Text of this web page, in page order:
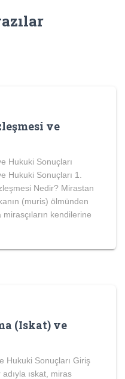
ve
Hukuki Sonuçları
Hukuki Sonuçları 1.
Nedir? Mirastan
(muris) ölmünden
kendilerine
(Iskat) ve
Hukuki Sonuçları Giriş
ıskat, miras